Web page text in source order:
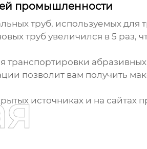
промышленности
труб, используемых для
труб увеличился в 5 раз,
позволит вам получить
источниках и на сайтах